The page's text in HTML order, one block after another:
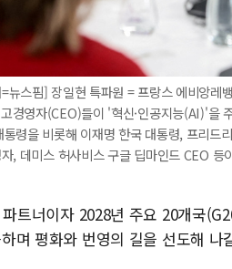
뉴스핌] 장일현 특파원 = 프랑스 에비앙
경영자(CEO)들이 '혁신·인공지능(AI)'을
령을 비롯해 이재명 한국 대통령, 프리
자, 데미스 허사비스 구글 딥마인드
트너이자 2028년 주요 20개국
며 평화와 번영의 길을 선도해 나